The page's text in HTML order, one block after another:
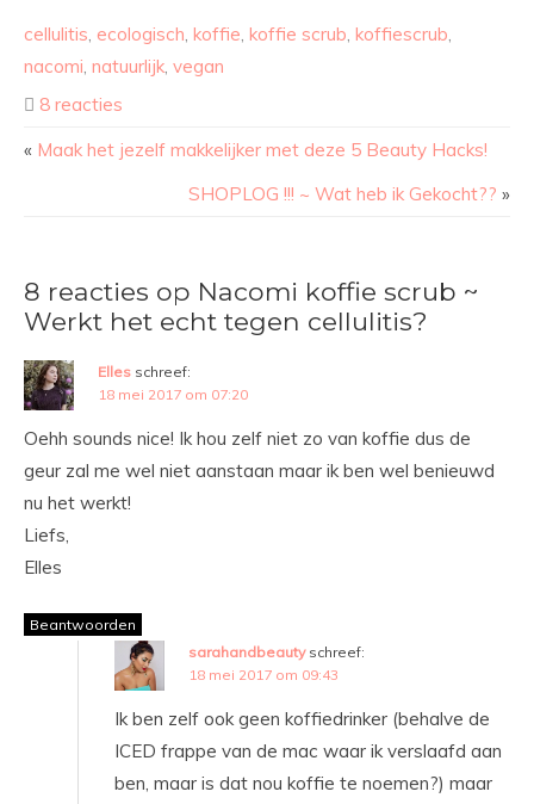
cellulitis, ecologisch, koffie, koffie scrub, koffiescrub,
nacomi, natuurlijk, vegan
8 reacties
« Maak het jezelf makkelijker met deze 5 Beauty Hacks!
SHOPLOG !!! ~ Wat heb ik Gekocht?? »
8 reacties op Nacomi koffie scrub ~
Werkt het echt tegen cellulitis?
Elles schreef:
18 mei 2017 om 07:20
Oehh sounds nice! Ik hou zelf niet zo van koffie dus de
geur zal me wel niet aanstaan maar ik ben wel benieuwd
nu het werkt!
Liefs,
Elles
Beantwoorden
sarahandbeauty schreef:
18 mei 2017 om 09:43
Ik ben zelf ook geen koffiedrinker (behalve de
ICED frappe van de mac waar ik verslaafd aan
ben, maar is dat nou koffie te noemen?) maar